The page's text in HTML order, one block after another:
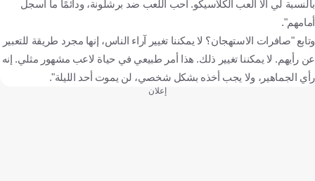
بالنسبة لي ألا ألعب الكلاسيكو. أحب اللعب ضد برشلونة، ودائمًا ما أسجل
أمامهم".
وتابع "صافرات الاستهجان؟ لا يمكننا تغيير آراء الناس، إنها مجرد طريقة للتعبير
عن رأيهم. لا يمكننا تغيير ذلك. هذا أمر طبيعي في حياة لاعب مشهور مثلي. إنه
رأي الجماهير، ولا يجب أخذه بشكل شخصي، لن يموت أحد الليلة".
إعلان